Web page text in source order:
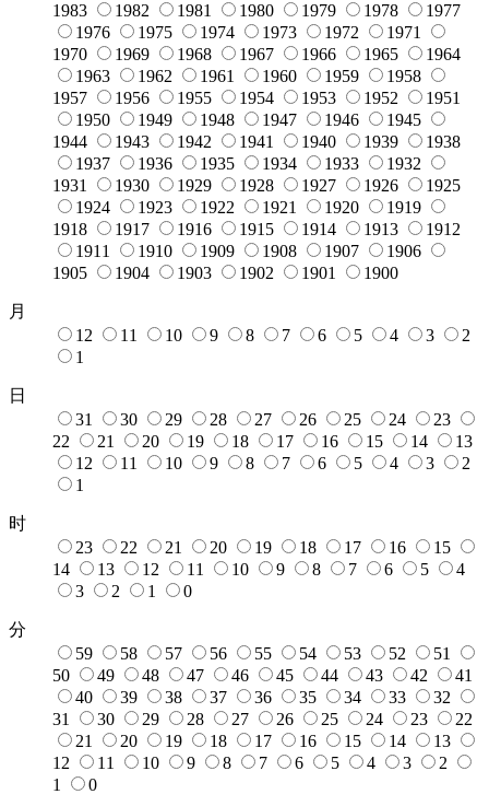
1983
1982 1981 1980 1979 1978
1977
1976
1975 1974 1973 1972
1971
1970
1969 1968 1967 1966 1965
1964
1963
1962 1961 1960 1959
1958
1957
1956 1955 1954 1953 1952
1951
1950
1949 1948 1947 1946
1945
1944
1943 1942 1941 1940 1939
1938
1937
1936 1935 1934 1933
1932
1931
1930 1929 1928 1927 1926
1925
1924
1923 1922 1921 1920
1919
1918
1917 1916 1915 1914 1913
1912
1911
1910 1909 1908 1907
1906
1905
1904 1903 1902 1901 1900
月
12
11 10 9 8 7 6 5 4 3
2
1
日
31
30 29 28 27 26 25 24
23
22
21 20 19 18 17 16 15 14
13
12
11 10 9 8 7 6 5 4 3
2
1
时
23
22 21 20 19 18 17 16
15
14
13 12 11 10 9 8 7 6 5
4
3
2 1 0
分
59
58 57 56 55 54 53 52
51
50
49 48 47 46 45 44 43 42
41
40
39 38 37 36 35 34 33
32
31
30 29 28 27 26 25 24 23
22
21
20 19 18 17 16 15 14
13
12
11 10 9 8 7 6 5 4 3
2
1
0